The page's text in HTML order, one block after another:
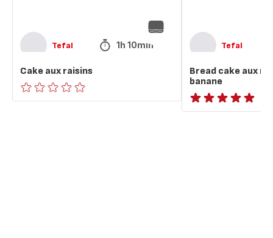
Tefal 1h 10min
Cake aux raisins
ratings.0
Tefal
Bread cake aux
banane
ratings.NaN